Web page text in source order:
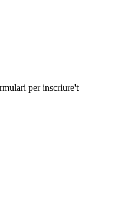
per inscriure't